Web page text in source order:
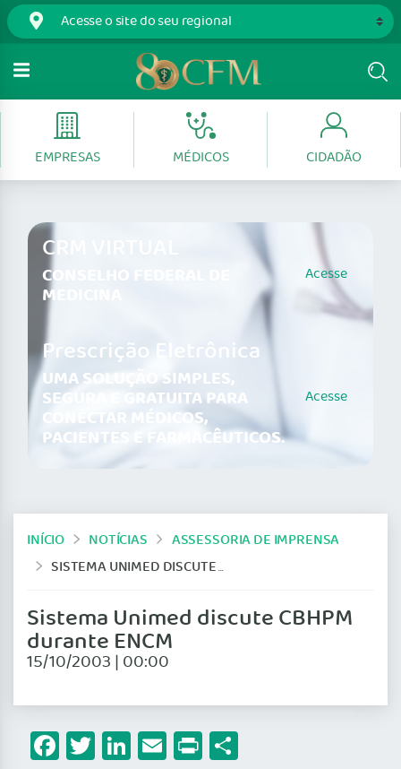
EMPRESAS MÉDICOS CIDADÃO
CRM VIRTUAL
CONSELHO FEDERAL DE
MEDICINA
Acesse
Prescrição Eletrônica
UMA SOLUÇÃO SIMPLES,
SEGURA E GRATUITA PARA
CONECTAR MÉDICOS,
PACIENTES E FARMACÊUTICOS.
Acesse
INÍCIO NOTÍCIAS
ASSESSORIA DE IMPRENSA
SISTEMA UNIMED DISCUTE CBHPM DURANTE ENCM
Sistema Unimed discute CBHPM
durante ENCM
15/10/2003 | 00:00
Facebook
Twitter
LinkedIn
Email
Print